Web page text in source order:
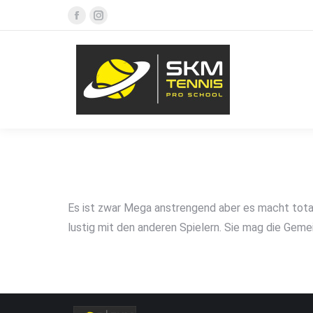
Facebook
opens
new
window
Instagram
opens
in
new
window
Es ist zwar Mega anstrengend aber es macht
lustig mit den anderen Spielern. Sie mag die